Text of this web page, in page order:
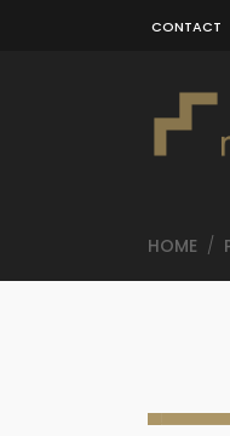
CONTACT
HOME /